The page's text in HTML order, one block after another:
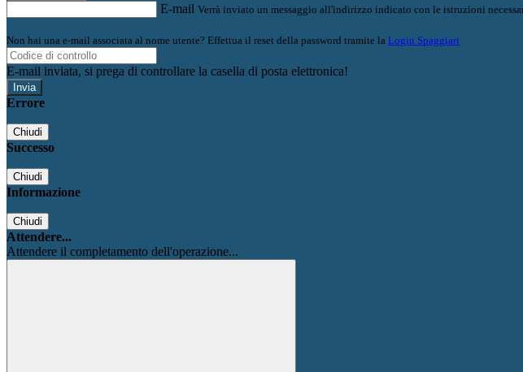
E-mail Verrà inviato un messaggio all'indirizzo indicato con le istruzioni
Non hai una e-mail associata al nome utente? Effettua il reset della password tramite la Login Spaggiari
E-mail inviata, si prega di controllare la casella di posta elettronica!
Errore
Chiudi
Successo
Chiudi
Informazione
Chiudi
Attendere...
Attendere il completamento dell'operazione...